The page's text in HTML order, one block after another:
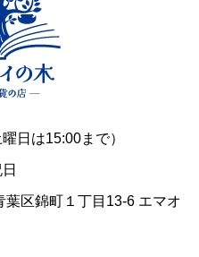
日は15:00まで）
区錦町１丁目13-6 エマオ